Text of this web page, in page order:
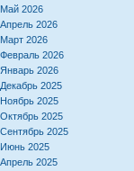
Май 2026
Апрель 2026
Март 2026
Февраль 2026
Январь 2026
Декабрь 2025
Ноябрь 2025
Октябрь 2025
Сентябрь 2025
Июнь 2025
Апрель 2025